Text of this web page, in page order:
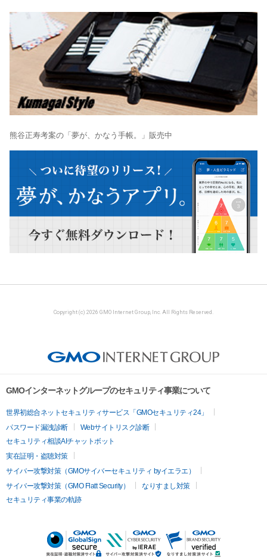
熊谷正寿考案の「夢が、かなう手帳。」販売中
Copyright (c) 2026 GMO Internet Group, Inc. All Rights Reserved.
GMOインターネットグループのセキュリティ事業について
世界初総合ネットセキュリティサービス「GMOセキュリティ24」
パスワード漏洩診断
Webサイトリスク診断
セキュリティ相談AIチャットボット
実在証明・盗聴対策
サイバー攻撃対策（GMOサイバーセキュリティ byイエラエ）
サイバー攻撃対策（GMO Flatt Security）
なりすまし対策
セキュリティ事業の軌跡